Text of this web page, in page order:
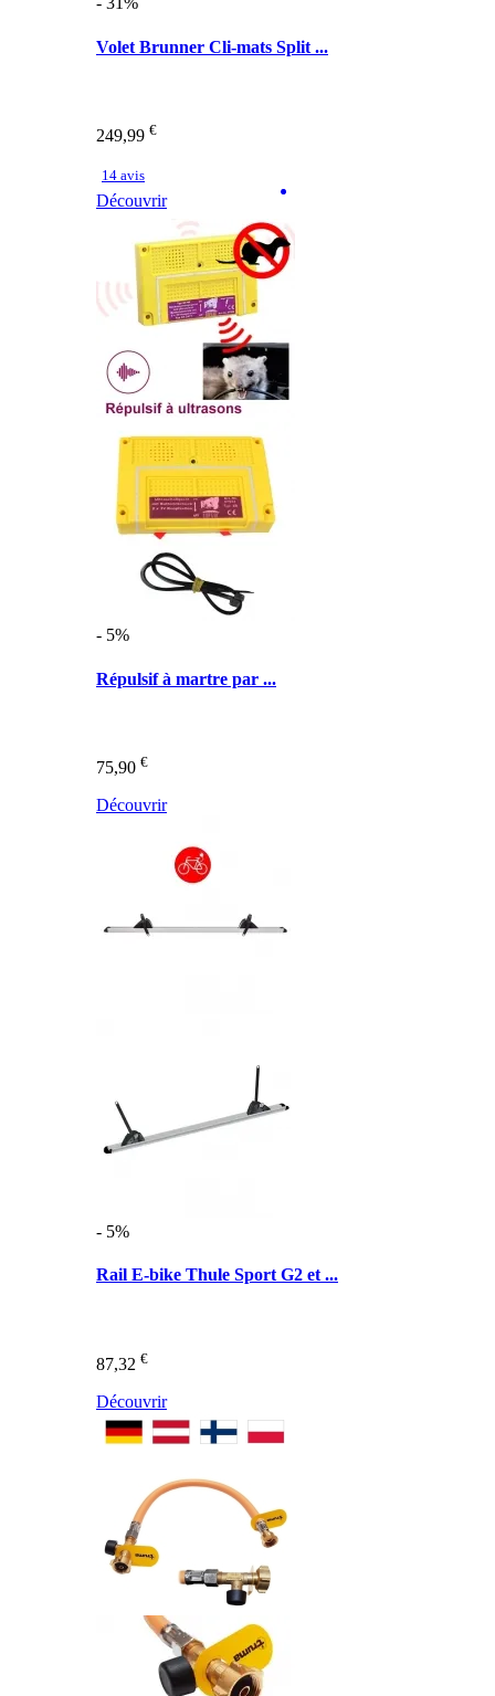
Volet Brunner Cli-mats Split ...
249,99 €
14 avis
Découvrir
- 5%
Répulsif à martre par ...
75,90 €
Découvrir
- 5%
Rail E-bike Thule Sport G2 et ...
87,32 €
Découvrir